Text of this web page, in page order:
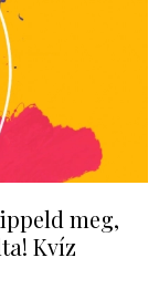
meg,
Kvíz